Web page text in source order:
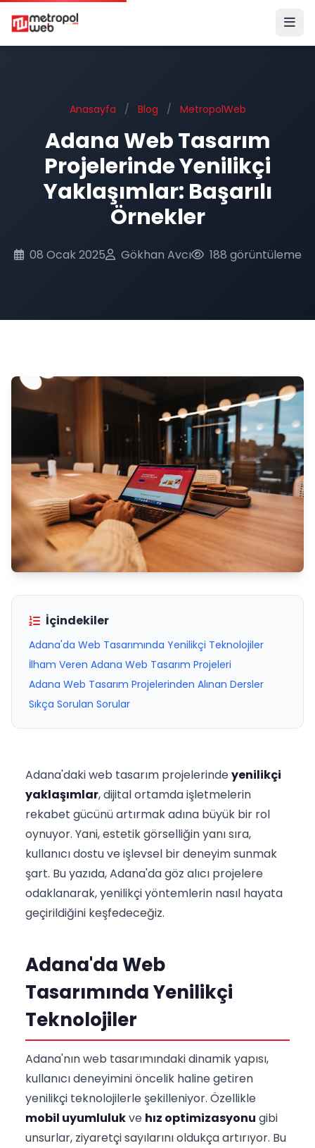
Ana içeriğe geç
Anasayfa / Blog / MetropolWeb
Adana Web Tasarım
Projelerinde Yenilikçi
Yaklaşımlar: Başarılı
Örnekler
08 Ocak 2025 Gökhan Avcı 188 görüntüleme
İçindekiler
Adana'da Web Tasarımında Yenilikçi Teknolojiler
İlham Veren Adana Web Tasarım Projeleri
Adana Web Tasarım Projelerinden Alınan Dersler
Sıkça Sorulan Sorular
Adana'daki web tasarım projelerindeyenilikçi
yaklaşımlar, dijital ortamda işletmelerin
rekabet gücünü artırmak adına büyük bir rol
oynuyor. Yani, estetik görselliğin yanı sıra,
kullanıcı dostu ve işlevsel bir deneyim sunmak
şart. Bu yazıda, Adana'da göz alıcı projelere
odaklanarak, yenilikçi yöntemlerin nasıl hayata
geçirildiğini keşfedeceğiz.
Adana'da Web
Tasarımında Yenilikçi
Teknolojiler
Adana'nın web tasarımındaki dinamik yapısı,
kullanıcı deneyimini öncelik haline getiren
yenilikçi teknolojilerle şekilleniyor. Özellikle
mobil uyumlulukve hız optimizasyonu gibi
unsurlar, ziyaretçi sayılarını oldukça artırıyor. Bu